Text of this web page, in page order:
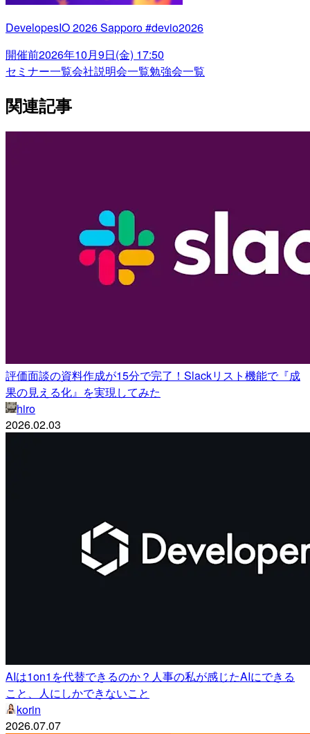
DevelopesIO 2026 Sapporo #devio2026
開催前2026年10月9日(金) 17:50
セミナー一覧会社説明会一覧勉強会一覧
関連記事
評価面談の資料作成が15分で完了！Slackリスト機能で『成
果の見える化』を実現してみた
hiro
2026.02.03
AIは1on1を代替できるのか？人事の私が感じたAIにできる
こと、人にしかできないこと
korin
2026.07.07